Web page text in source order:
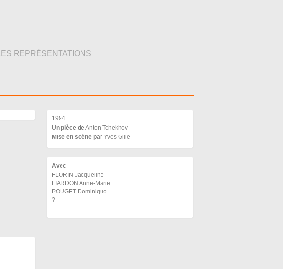
LES REPRÉSENTATIONS
1994
Un pièce deAnton Tchekhov
Mise en scène par Yves Gille
Avec
FLORIN Jacqueline
LIARDON Anne-Marie
POUGET Dominique
?